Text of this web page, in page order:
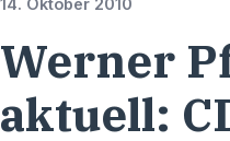
14. Oktober 2010
Werner
aktuell: